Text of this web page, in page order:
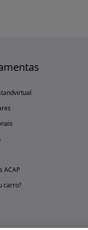
ACAP
carro?